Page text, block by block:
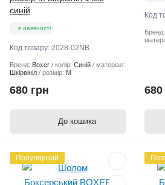
синій
в наявності
Код товару: 2028-02NB
Бренд: Boxer колір: Синій
матеріал:
Шкірвініл
розмір: М
680 грн
До кошика
Код
Бренд:
680
Популярний